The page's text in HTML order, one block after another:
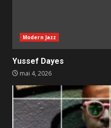
Modern Jazz
Yussef Dayes
mai 4, 2026